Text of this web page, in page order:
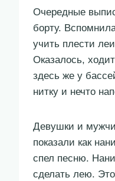
Очередные
борту.
учить плести
Оказалось,
здесь же у
нитку и нечто
Девушки и
показали как
спел песню.
сделать лею.